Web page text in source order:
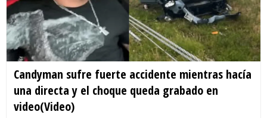
Candyman sufre fuerte accidente mientras hacía
una directa y el choque queda grabado en
video(Video)